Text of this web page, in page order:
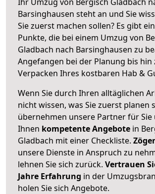
Barsinghausen steht an und Sie
Sie zuerst machen sollen? Es gibt
Punkte, die bei einem Umzug von
Gladbach nach Barsinghausen zu
Angefangen bei der Planung bis hin
Verpacken Ihres kostbaren Hab &
Wenn Sie durch Ihren alltäglichen
nicht wissen, was Sie zuerst planen
übernehmen unsere Partner für Sie
Ihnen kompetente Angebote in
Gladbach mit einer Checkliste.
unsere Dienste in Anspruch zu
lehnen Sie sich zurück. Vertrauen
Jahre Erfahrung in der
holen Sie sich Angebote.